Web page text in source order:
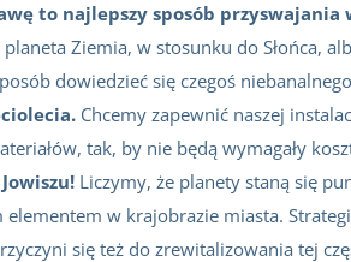
to najlepszy sposób przyswajania
Ziemia, w stosunku do Słońca,
dowiedzieć się czegoś
Chcemy zapewnić naszej
tak, by nie będą wymagały
Liczymy, że planety staną się
elementem w krajobrazie miasta.
się też do zrewitalizowania tej